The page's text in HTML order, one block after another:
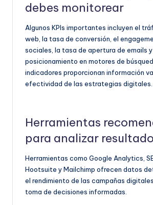
debes monitorear
Algunos KPIs importantes incluyen el
web, la tasa de conversión, el
sociales, la tasa de apertura de emails y
posicionamiento en motores de
indicadores proporcionan información
efectividad de las estrategias digitales.
Herramientas
para analizar
Herramientas como Google Analytics,
Hootsuite y Mailchimp ofrecen datos
el rendimiento de las campañas
toma de decisiones informadas.